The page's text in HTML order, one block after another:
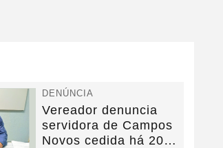
DENÚNCIA
Vereador denuncia
servidora de Campos
Novos cedida há 20